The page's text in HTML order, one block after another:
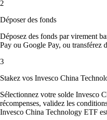
2
Déposer des fonds
Déposez des fonds par virement
Pay ou Google Pay, ou transférez
3
Stakez vos Invesco China
Sélectionnez votre solde Invesco
récompenses, validez les
Invesco China Technology ETF